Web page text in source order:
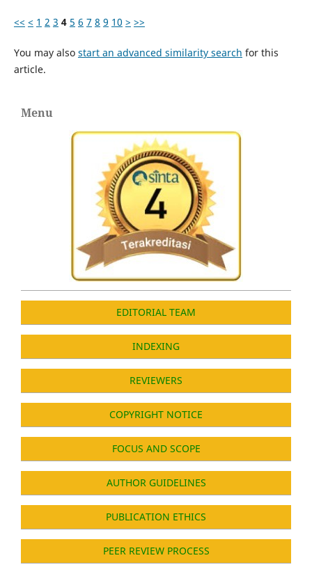
<< < 1 2 3 4 5 6 7 8 9 10 > >>
You may also start an advanced similarity search for this
article.
Menu
EDITORIAL TEAM
INDEXING
REVIEWERS
COPYRIGHT NOTICE
FOCUS AND SCOPE
AUTHOR GUIDELINES
PUBLICATION ETHICS
PEER REVIEW PROCESS